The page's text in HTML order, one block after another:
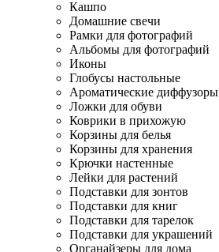
Кашпо
Домашние свечи
Рамки для фотографий
Альбомы для фотографий
Иконы
Глобусы настольные
Ароматические диффузоры
Ложки для обуви
Коврики в прихожую
Корзины для белья
Корзины для хранения
Крючки настенные
Лейки для растений
Подставки для зонтов
Подставки для книг
Подставки для тарелок
Подставки для украшений
Органайзеры для дома